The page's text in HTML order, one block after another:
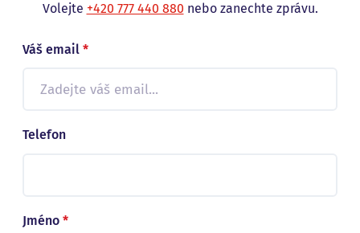
Volejte +420 777 440 880 nebo zanechte zprávu.
Váš email *
Telefon
Jméno *